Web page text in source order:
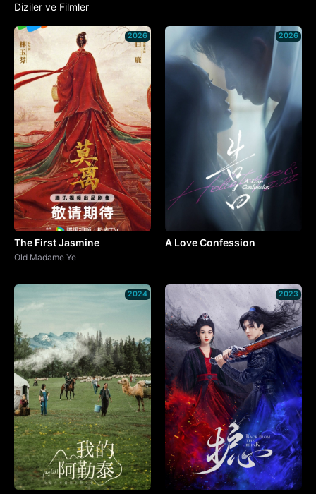
Diziler ve Filmler
2026
The First Jasmine
Old Madame Ye
2026
A Love Confession
2024 2023